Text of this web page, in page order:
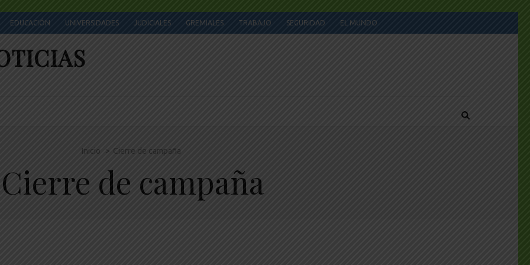
EDUCACIÓN UNIVERSIDADES JUDICIALES GREMIALES TRABAJO SEGURIDAD EL MUNDO
Inicio > Cierre de campaña
Cierre de campaña